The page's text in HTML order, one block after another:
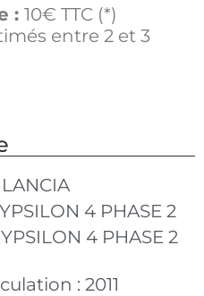
: 10€ TTC (*)
entre 2 et 3
LANCIA
YPSILON 4 PHASE 2
YPSILON 4 PHASE 2
: 2011